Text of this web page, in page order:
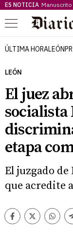
ES NOTICIA Manuscrito
Menú
ÚLTIMA HORALEÓN
LEÓN
El juez
socialista
etapa
El juzgado
que acredite
Facebook
Twitter
Comentarios